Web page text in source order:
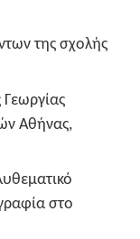
της σχολής
Γεωργίας
Αθήνας,
στο